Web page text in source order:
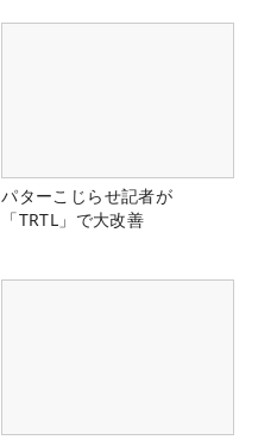
パターこじらせ記者が
「TRTL」で大改善